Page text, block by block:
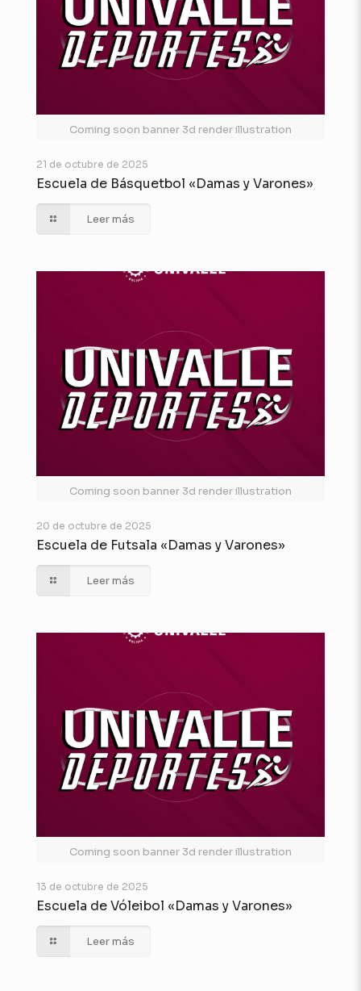
Coming soon banner 3d render illustration
21 de octubre de 2025
Escuela de Básquetbol «Damas y Varones»
Leer más
Coming soon banner 3d render illustration
20 de octubre de 2025
Escuela de Futsala «Damas y Varones»
Leer más
Coming soon banner 3d render illustration
13 de octubre de 2025
Escuela de Vóleibol «Damas y Varones»
Leer más